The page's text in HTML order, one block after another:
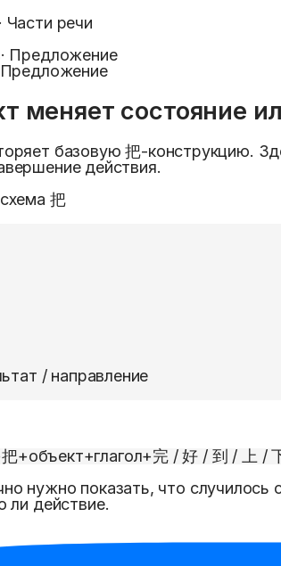
· Части речи
· Предложение
Предложение
меняет состояние
базовую 把-конструкцию.
действия.
把
/ направление
把+объект+глагол+完 / 好 / 到 / 上 /
нужно показать, что случилось
ли действие.